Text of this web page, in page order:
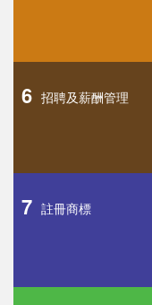
6 招聘及薪酬管理
7 註冊商標